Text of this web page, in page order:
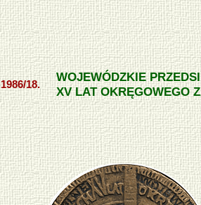
1986/18.
WOJEWÓDZKIE
XV LAT OKRĘGOWEGO